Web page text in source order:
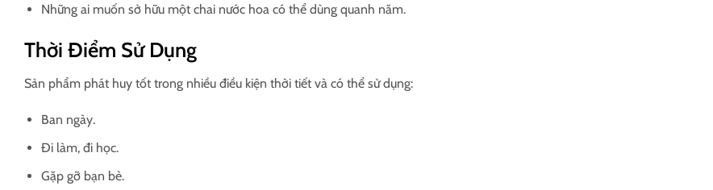
Những ai muốn sở hữu một chai nước hoa có thể dùng quanh năm.
Thời Điểm Sử Dụng
Sản phẩm phát huy tốt trong nhiều điều kiện thời tiết và có thể sử dụng:
Ban ngày.
Đi làm, đi học.
Gặp gỡ bạn bè.